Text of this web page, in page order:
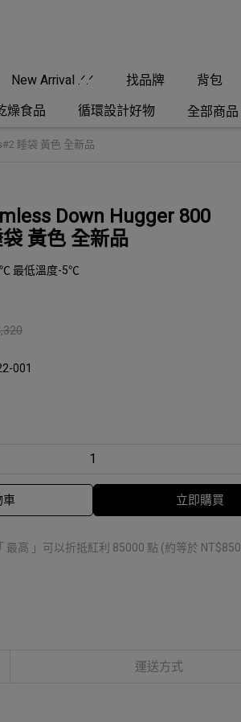
New Arrival .ᐟ.ᐟ 找品牌 背包
燥食品 循環設計好物 全部商品
睡袋 黃色 全新品
Down Hugger 800
黃色 全新品
最低溫度-5℃
001
車 立即購買
最高 」可以折抵紅利 85000 點 (約等於 NT$850
運送方式